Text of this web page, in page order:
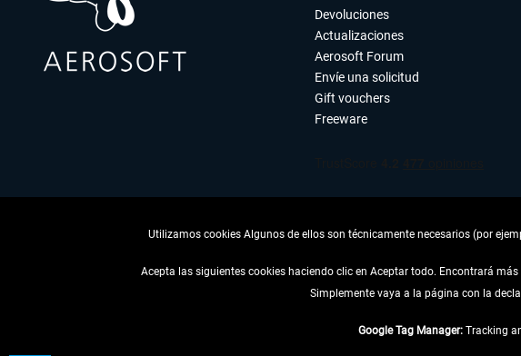
Devoluciones
Actualizaciones
Aerosoft Forum
Envíe una solicitud
Gift vouchers
Freeware
DESISTIR DEL CONTRATO
Utilizamos cookies Algunos de ellos son técnicamente necesarios (por
Acepta las siguientes cookies haciendo clic en Aceptar todo. Encontrará
Simplemente vaya a la página con la
Google Tag Manager: Tracking